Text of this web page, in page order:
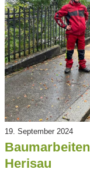
19. September 2024
Herisau